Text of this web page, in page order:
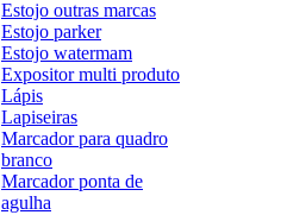
Estojo outras marcas
Estojo parker
Estojo watermam
Expositor multi produto
Lápis
Lapiseiras
Marcador para quadro
branco
Marcador ponta de
agulha